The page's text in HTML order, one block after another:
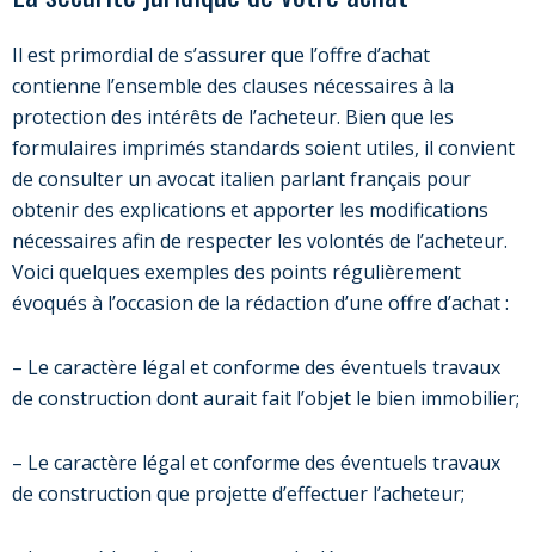
Il est primordial de s’assurer que l’offre d’achat
contienne l’ensemble des clauses nécessaires à la
protection des intérêts de l’acheteur. Bien que les
formulaires imprimés standards soient utiles, il convient
de consulter un avocat italien parlant français pour
obtenir des explications et apporter les modifications
nécessaires afin de respecter les volontés de l’acheteur.
Voici quelques exemples des points régulièrement
évoqués à l’occasion de la rédaction d’une offre d’achat :
– Le caractère légal et conforme des éventuels travaux
de construction dont aurait fait l’objet le bien immobilier;
– Le caractère légal et conforme des éventuels travaux
de construction que projette d’effectuer l’acheteur;